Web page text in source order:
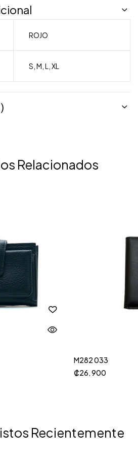
ROJO
S M L XL
Relacionados
M282 033
₡26, 900
Recientemente